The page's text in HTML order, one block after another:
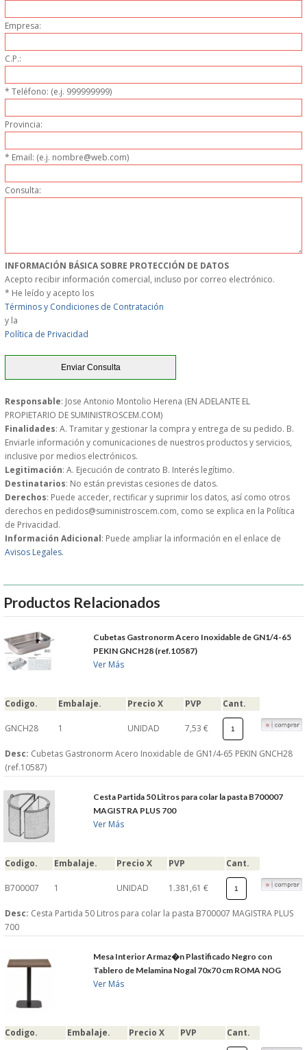
PAPEL Y PRODUCTOS UNIUSO
VAJILLA
CUCHILLOS DE COCINA
OUTLET
FORMA DE PAGO
CONDICIONES DE COMPRA
GARANTIAS Y
DEVOLUCIONES
AVISO LEGAL
POL�TICA DE PRIVACIDAD
CONDICIONES DE USO
NOTICIAS
BLOG
CERRAR
S�GUENOS EN
© 2026 SUMINISTROSCEM
TODOS LOS DERECHOS RESERVADOS
Empresa:
C.P.:
* Teléfono: (e.j. 999999999)
Provincia:
* Email: (e.j. nombre@web.com)
Consulta:
INFORMACIÓN BÁSICA SOBRE PROTECCIÓN DE DATOS
Acepto recibir información comercial, incluso por correo electrónico.
* He leído y acepto los
Términos y Condiciones de Contratación
y la
Política de Privacidad
Responsable: Jose Antonio Montolio Herena (EN ADELANTE EL
PROPIETARIO DE SUMINISTROSCEM.COM)
Finalidades: A. Tramitar y gestionar la compra y entrega de su pedido. B.
Enviarle información y comunicaciones de nuestros productos y servicios,
inclusive por medios electrónicos.
Legitimación: A. Ejecución de contrato B. Interés legítimo.
Destinatarios: No están previstas cesiones de datos.
Derechos: Puede acceder, rectificar y suprimir los datos, así como otros
derechos en pedidos@suministroscem.com, como se explica en la Política
de Privacidad.
Información Adicional: Puede ampliar la información en el enlace de
Avisos Legales.
Productos Relacionados
Cubetas Gastronorm Acero Inoxidable de GN1/4-65
PEKIN GNCH28 (ref.10587)
Ver Más
Codigo. Embalaje. Precio X PVP Cant.
GNCH28 1 UNIDAD 7,53 €
Desc: Cubetas Gastronorm Acero Inoxidable de GN1/4-65 PEKIN GNCH28
(ref.10587)
Cesta Partida 50 Litros para colar la pasta B700007
MAGISTRA PLUS 700
Ver Más
Codigo. Embalaje. Precio X PVP Cant.
B700007 1 UNIDAD 1.381,61 €
Desc: Cesta Partida 50 Litros para colar la pasta B700007 MAGISTRA PLUS
700
Mesa Interior Armaz�n Plastificado Negro con
Tablero de Melamina Nogal 70x70 cm ROMA NOG
Ver Más
Codigo. Embalaje. Precio X PVP Cant.